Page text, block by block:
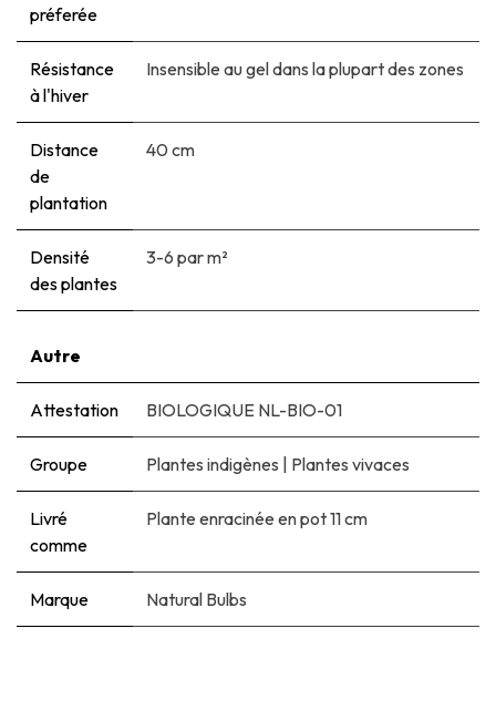
préferée
Résistance
à l'hiver
Insensible au gel dans la plupart des zones
Distance
de
plantation
40 cm
Densité
des plantes
3-6 par m²
Autre
Attestation BIOLOGIQUE NL-BIO-01
Groupe Plantes indigènes | Plantes vivaces
Livré
comme
Plante enracinée en pot 11 cm
Marque Natural Bulbs